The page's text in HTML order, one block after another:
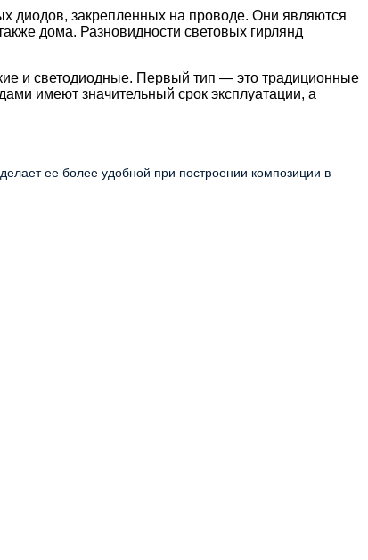
диодов, закрепленных на проводе. Они являются
дома. Разновидности световых гирлянд
и светодиодные. Первый тип — это традиционные
имеют значительный срок эксплуатации, а
ее более удобной при построении композиции в